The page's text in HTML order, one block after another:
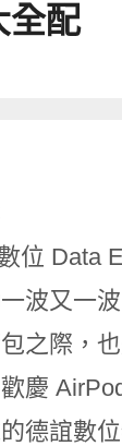
全配
位 Data
波又一
之際，
慶
德誼數